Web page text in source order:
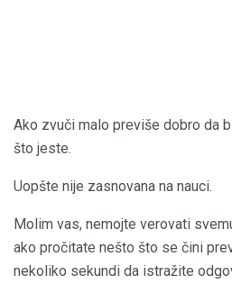
Ako zvuči malo previše dobro da
što jeste.
Uopšte nije zasnovana na nauci.
Molim vas, nemojte verovati
ako pročitate nešto što se čini
nekoliko sekundi da istražite